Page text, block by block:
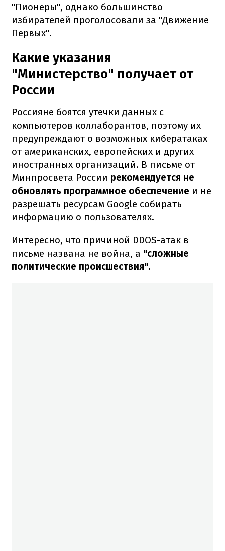
"Пионеры", однако большинство
избирателей проголосовали за "Движение
Первых".
Какие указания
"Министерство" получает от
России
Россияне боятся утечки данных с
компьютеров коллаборантов, поэтому их
предупреждают о возможных кибератаках
от американских, европейских и других
иностранных организаций. В письме от
Минпросвета России рекомендуется не
обновлять программное обеспечение и не
разрешать ресурсам Google собирать
информацию о пользователях.
Интересно, что причиной DDOS-атак в
письме названа не война, а "сложные
политические происшествия".